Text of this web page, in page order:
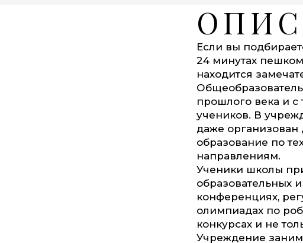
Если вы
24 минутах
находится
прошлого века и с
учеников. В
даже организован
образование по
направлениям.
Ученики школы
образовательных
конференциях,
олимпиадах по
конкурсах и не
Учреждение